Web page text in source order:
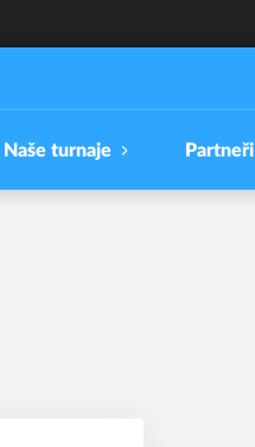
Naše turnaje Partneři